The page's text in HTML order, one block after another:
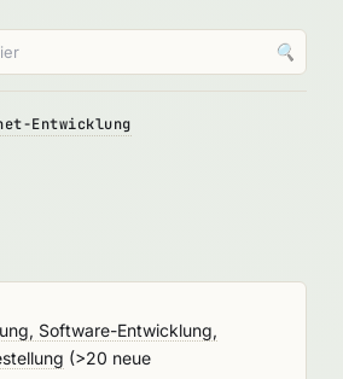
🔍
Entwicklung
Software-Entwicklung,
(>20 neue